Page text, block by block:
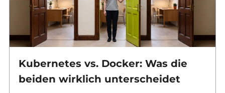
Kubernetes vs. Docker: Was die
beiden wirklich unterscheidet